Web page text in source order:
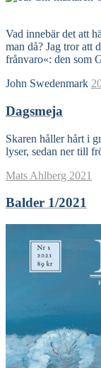
Vad innebär det att
man då? Jag tror att
frånvaro«: den som
John Swedenmark
Dagsmeja
Skaren håller hårt i
lyser, sedan ner till
Mats Ahlberg 2021
Balder 1/2021